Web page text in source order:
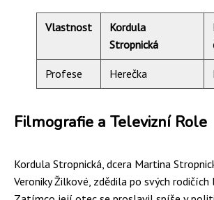
Vlastnost
Kordula
Stropnická
Profese Herečka
Filmografie a Televizní Role
Kordula Stropnická, dcera Martina
Veroniky Žilkové, zdědila po svých rodičích